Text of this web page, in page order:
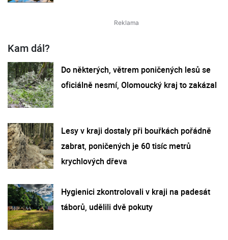
Kam dál?
Do některých, větrem poničených lesů se
oficiálně nesmí, Olomoucký kraj to zakázal
Lesy v kraji dostaly při bouřkách pořádně
zabrat, poničených je 60 tisíc metrů
krychlových dřeva
Hygienici zkontrolovali v kraji na padesát
táborů, udělili dvě pokuty